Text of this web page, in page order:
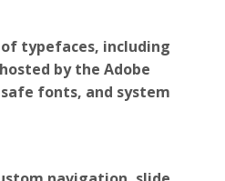
typefaces, including
by the Adobe
fonts, and system
navigation, slide